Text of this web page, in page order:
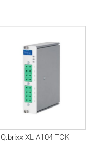
Q.brixx XL A104 TCK